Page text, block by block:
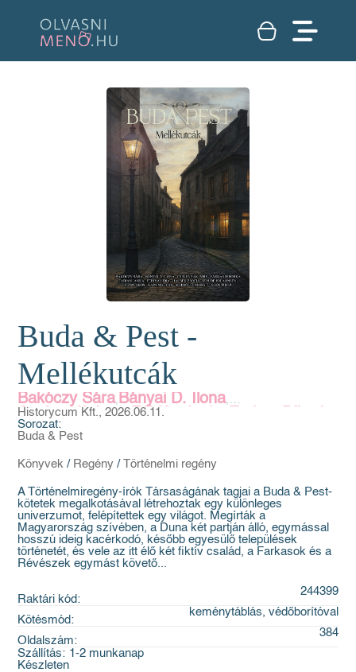
Buda & Pest -
Mellékutcák
Bakóczy Sára, Bányai D. Ilona,
Cselenyák Imre,Fábián Janka
,Fedina Lídia
Jezsó Ákos
Soós Tibor
Historycum Kft., 2026.06.11.
Sorozat:
Buda & Pest
Könyvek / Regény / Történelmi regény
A Történelmiregény-írók Társaságának tagjai a Buda & Pest-
kötetek megalkotásával létrehoztak egy különleges
univerzumot, felépítettek egy világot. Megírták a
Magyarország szívében, a Duna két partján álló, egymással
hosszú ideig kacérkodó, később egyesülő települések
történetét, és vele az itt élő két fiktív család, a Farkasok és a
Révészek egymást követő...
Raktári kód:
244399
Kötésmód:
keménytáblás, védőborítóval
Oldalszám:
384
Szállítás: 1-2 munkanap
Készleten